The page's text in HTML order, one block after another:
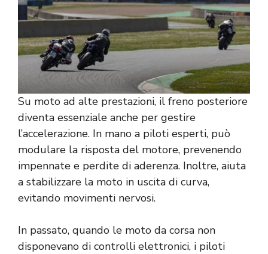
Su moto ad alte prestazioni, il freno posteriore
diventa essenziale anche per gestire
l’accelerazione. In mano a piloti esperti, può
modulare la risposta del motore, prevenendo
impennate e perdite di aderenza. Inoltre, aiuta
a stabilizzare la moto in uscita di curva,
evitando movimenti nervosi.
In passato, quando le moto da corsa non
disponevano di controlli elettronici, i piloti